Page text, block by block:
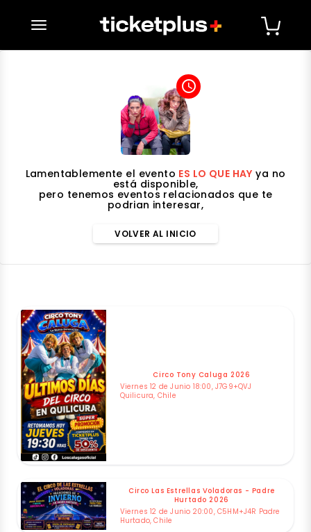
desplegar navegación
access_time
Lamentablemente el evento ES LO QUE HAY ya no
está disponible,
pero tenemos eventos relacionados que te
podrian interesar,
VOLVER AL INICIO
Circo Tony Caluga 2026
Viernes 12 de Junio 18:00, J7G9+QVJ
Quilicura, Chile
Circo Las Estrellas Voladoras - Padre
Hurtado 2026
Viernes 12 de Junio 20:00, C5HM+J4R Padre
Hurtado, Chile